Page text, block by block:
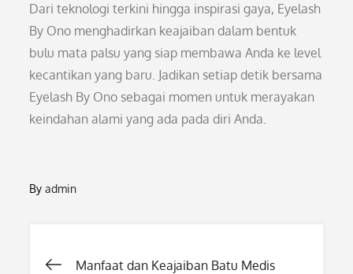
Dari teknologi terkini hingga inspirasi gaya, Eyelash
By Ono menghadirkan keajaiban dalam bentuk
bulu mata palsu yang siap membawa Anda ke level
kecantikan yang baru. Jadikan setiap detik bersama
Eyelash By Ono sebagai momen untuk merayakan
keindahan alami yang ada pada diri Anda.
Byadmin
Manfaat dan Keajaiban Batu Medis